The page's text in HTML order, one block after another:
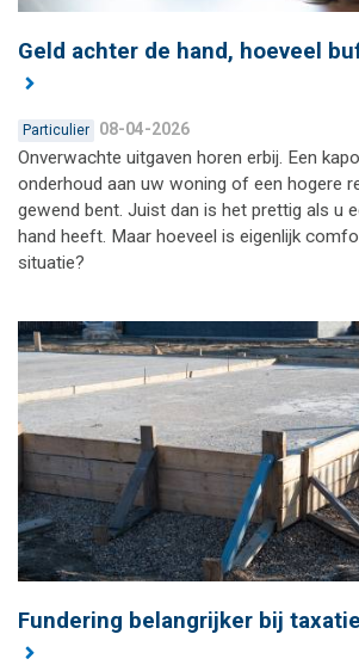
Geld achter de hand, hoeveel
Particulier 08-04-2026
Onverwachte uitgaven horen erbij. Een
onderhoud aan uw woning of een hogere
gewend bent. Juist dan is het prettig als u
hand heeft. Maar hoeveel is eigenlijk
situatie?
Fundering belangrijker bij